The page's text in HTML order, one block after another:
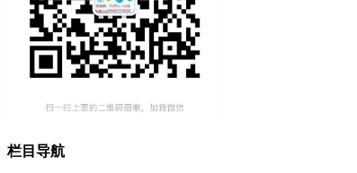
栏目导航